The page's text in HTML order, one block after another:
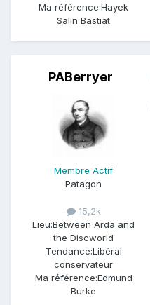
Ma référence:Hayek
Salin Bastiat
PABerryer
Membre Actif
Patagon
15,2k
Lieu:Between Arda and
the Discworld
Tendance:Libéral
conservateur
Ma référence:Edmund
Burke